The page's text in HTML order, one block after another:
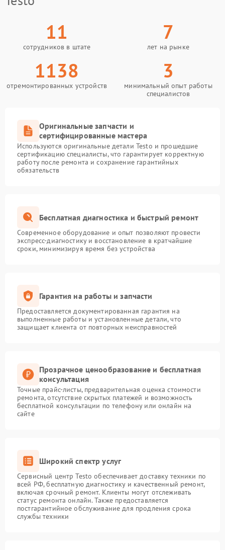
11
сотрудников в штате
7
лет на рынке
1138
отремонтированных устройств
3
минимальный опыт работы
специалистов
Оригинальные запчасти и
сертифицированные мастера
Используются оригинальные детали Testo и прошедшие
сертификацию специалисты, что гарантирует корректную
работу после ремонта и сохранение гарантийных
обязательств
Бесплатная диагностика и быстрый ремонт
Современное оборудование и опыт позволяют провести
экспресс-диагностику и восстановление в кратчайшие
сроки, минимизируя время без устройства
Гарантия на работы и запчасти
Предоставляется документированная гарантия на
выполненные работы и установленные детали, что
защищает клиента от повторных неисправностей
Прозрачное ценообразование и бесплатная
консультация
Точные прайс-листы, предварительная оценка стоимости
ремонта, отсутствие скрытых платежей и возможность
бесплатной консультации по телефону или онлайн на
сайте
Широкий спектр услуг
Сервисный центр Testo обеспечивает доставку техники по
всей РФ, бесплатную диагностику и качественный ремонт,
включая срочный ремонт. Клиенты могут отслеживать
статус ремонта онлайн. Также предоставляется
постгарантийное обслуживание для продления срока
службы техники